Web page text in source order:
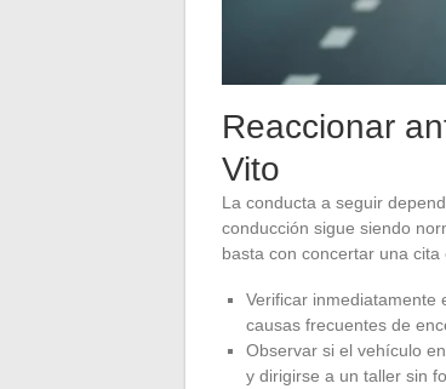
Reaccionar
Vito
La conducta a seguir
conducción sigue siendo
basta con concertar una
Verificar inmediatamente
causas frecuentes de
Observar si el vehículo
y dirigirse a un taller sin